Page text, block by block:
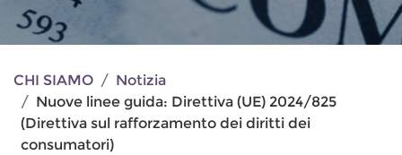
CHI SIAMO
Notizia
Nuove linee guida: Direttiva (UE) 2024/825
(Direttiva sul rafforzamento dei diritti dei
consumatori)